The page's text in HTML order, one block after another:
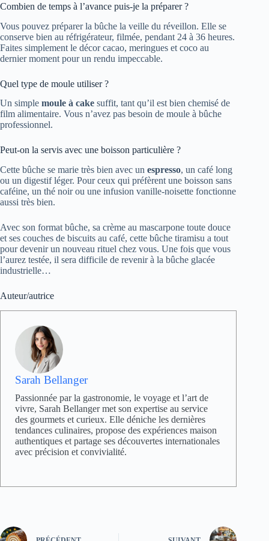
Combien de temps à l’avance puis-je la préparer ?
Vous pouvez préparer la bûche la veille du réveillon. Elle se
conserve bien au réfrigérateur, filmée, pendant 24 à 36 heures.
Faites simplement le décor cacao, meringues et coco au
dernier moment pour un rendu impeccable.
Quel type de moule utiliser ?
Un simple moule à cake suffit, tant qu’il est bien chemisé de
film alimentaire. Vous n’avez pas besoin de moule à bûche
professionnel.
Peut-on la servis avec une boisson particulière ?
Cette bûche se marie très bien avec un espresso, un café long
ou un digestif léger. Pour ceux qui préfèrent une boisson sans
caféine, un thé noir ou une infusion vanille-noisette fonctionne
aussi très bien.
Avec son format bûche, sa crème au mascarpone toute douce
et ses couches de biscuits au café, cette bûche tiramisu a tout
pour devenir un nouveau rituel chez vous. Une fois que vous
l’aurez testée, il sera difficile de revenir à la bûche glacée
industrielle…
Auteur/autrice
Sarah Bellanger
Passionnée par la gastronomie, le voyage et l’art de
vivre, Sarah Bellanger met son expertise au service
des gourmets et curieux. Elle déniche les dernières
tendances culinaires, propose des expériences maison
authentiques et partage ses découvertes internationales
avec précision et convivialité.